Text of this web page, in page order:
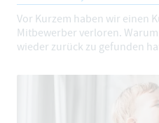
Vor Kurzem haben wir einen
Mitbewerber verloren.
wieder zurück zu gefunden